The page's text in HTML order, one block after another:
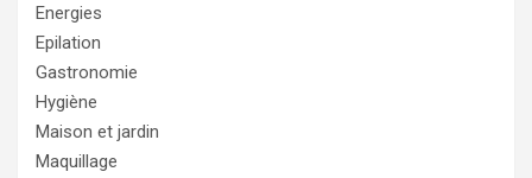
Energies
Epilation
Gastronomie
Hygiène
Maison et jardin
Maquillage